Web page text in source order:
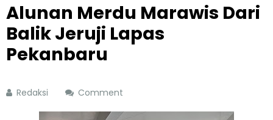
Alunan Merdu Marawis Dari
Balik Jeruji Lapas
Pekanbaru
Redaksi Comment